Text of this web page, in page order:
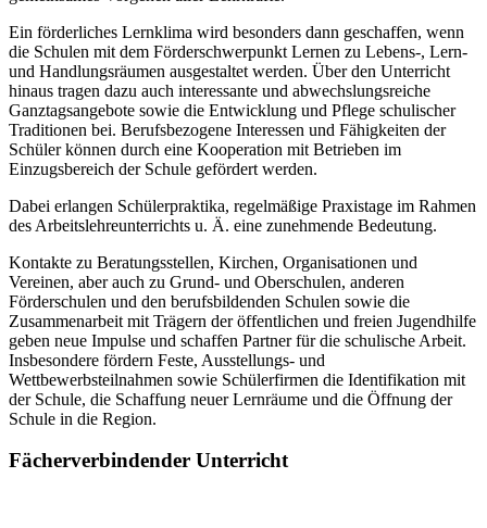
Ein förderliches Lernklima wird besonders dann geschaffen, wenn
die Schulen mit dem Förderschwerpunkt Lernen zu Lebens-, Lern-
und Handlungsräumen ausgestaltet werden. Über den Unterricht
hinaus tragen dazu auch interessante und abwechslungsreiche
Ganztagsangebote sowie die Entwicklung und Pflege schulischer
Traditionen bei. Berufsbezogene Interessen und Fähigkeiten der
Schüler können durch eine Kooperation mit Betrieben im
Einzugsbereich der Schule gefördert werden.
Dabei erlangen Schülerpraktika, regelmäßige Praxistage im Rahmen
des Arbeitslehreunterrichts u. Ä. eine zunehmende Bedeutung.
Kontakte zu Beratungsstellen, Kirchen, Organisationen und
Vereinen, aber auch zu Grund- und Oberschulen, anderen
Förderschulen und den berufsbildenden Schulen sowie die
Zusammenarbeit mit Trägern der öffentlichen und freien Jugendhilfe
geben neue Impulse und schaffen Partner für die schulische Arbeit.
Insbesondere fördern Feste, Ausstellungs- und
Wettbewerbsteilnahmen sowie Schülerfirmen die Identifikation mit
der Schule, die Schaffung neuer Lernräume und die Öffnung der
Schule in die Region.
Fächerverbindender Unterricht